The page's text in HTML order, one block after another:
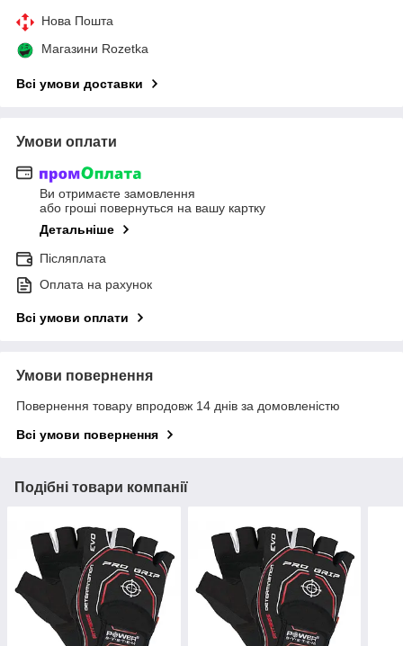
Нова Пошта
Магазини Rozetka
Всі умови доставки
Умови оплати
Ви отримаєте замовлення
або гроші повернуться на вашу картку
Детальніше
Післяплата
Оплата на рахунок
Всі умови оплати
Умови повернення
Повернення товару впродовж 14 днів за домовленістю
Всі умови повернення
Подібні товари компанії